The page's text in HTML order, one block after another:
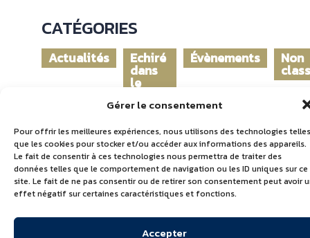
Gérer le consentement
Pour offrir les meilleures expériences, nous utilisons des technologies telles
que les cookies pour stocker et/ou accéder aux informations des appareils.
Le fait de consentir à ces technologies nous permettra de traiter des
données telles que le comportement de navigation ou les ID uniques sur ce
site. Le fait de ne pas consentir ou de retirer son consentement peut avoir
effet négatif sur certaines caractéristiques et fonctions.
Accepter
CATÉGORIES
Actualités Echiré
dans
le
Évènements Non